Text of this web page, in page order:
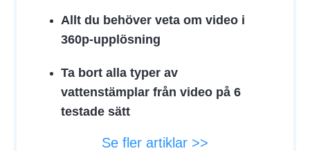
Allt du behöver veta om video i
360p-upplösning
Ta bort alla typer av
vattenstämplar från video på 6
testade sätt
Se fler artiklar >>